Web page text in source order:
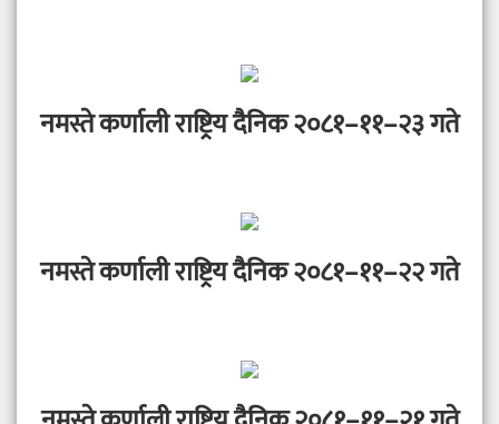
नमस्ते कर्णाली राष्ट्रिय दैनिक २०८१–११–२३ गते
नमस्ते कर्णाली राष्ट्रिय दैनिक २०८१–११–२२ गते